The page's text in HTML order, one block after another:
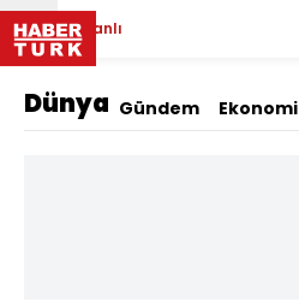
Canlı
Dünya Gündem Ekonomi